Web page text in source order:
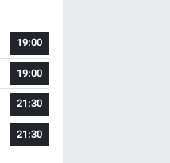
19:00
19:00
21:30
21:30